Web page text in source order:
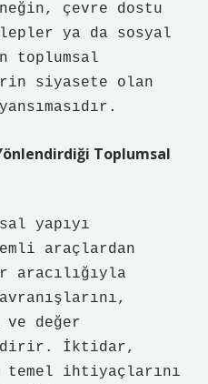
çevre dostu
ya da sosyal
toplumsal
siyasete olan
Toplumsal
yapıyı
araçlardan
ve değer
İktidar,
temel ihtiyaçlarını